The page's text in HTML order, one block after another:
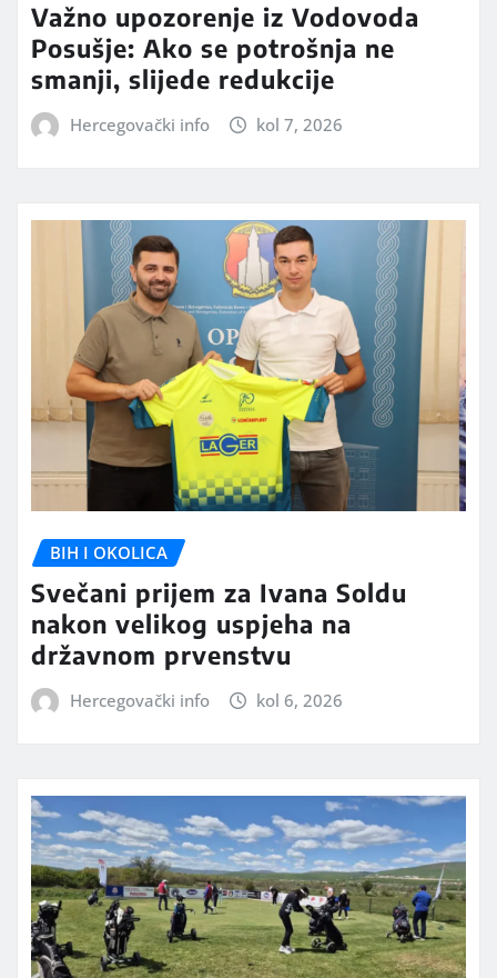
Važno upozorenje iz Vodovoda
Posušje: Ako se potrošnja ne
smanji, slijede redukcije
Hercegovački info kol 7, 2026
BIH I OKOLICA
Svečani prijem za Ivana Soldu
nakon velikog uspjeha na
državnom prvenstvu
Hercegovački info kol 6, 2026